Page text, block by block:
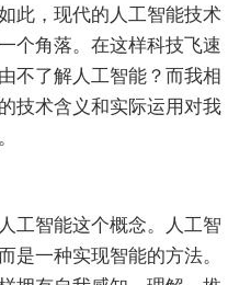
此，现代的人工智能技术
个角落。在这样科技飞速
不了解人工智能？而我相
技术含义和实际运用对我
智能这个概念。人工智
是一种实现智能的方法。